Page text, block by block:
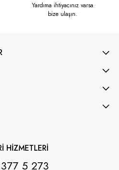
Yardıma ihtiyacınız varsa
bize ulaşın.
HİZMETLERİ
5 273